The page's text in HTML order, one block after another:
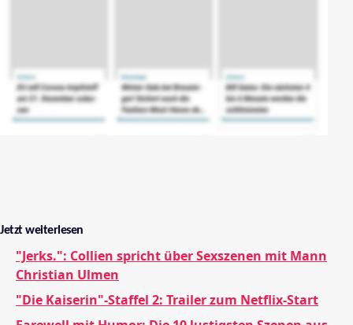
Jetzt weiterlesen
"Jerks.": Collien spricht über Sexszenen mit Mann
Christian Ulmen
"Die Kaiserin"-Staffel 2: Trailer zum Netflix-Start